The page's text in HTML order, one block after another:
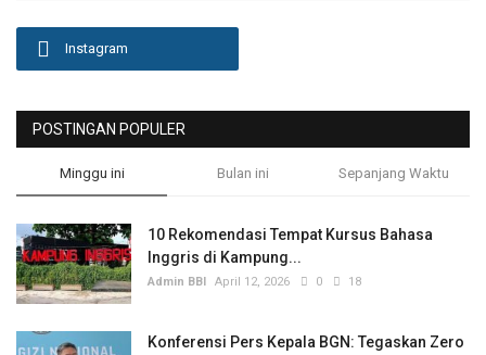
Lifestyle
Pendidikan
Opini
Instagram
POSTINGAN POPULER
Minggu ini Bulan ini Sepanjang Waktu
10 Rekomendasi Tempat Kursus Bahasa
Inggris di Kampung...
Admin BBI April 12, 2026 0 18
Konferensi Pers Kepala BGN: Tegaskan Zero